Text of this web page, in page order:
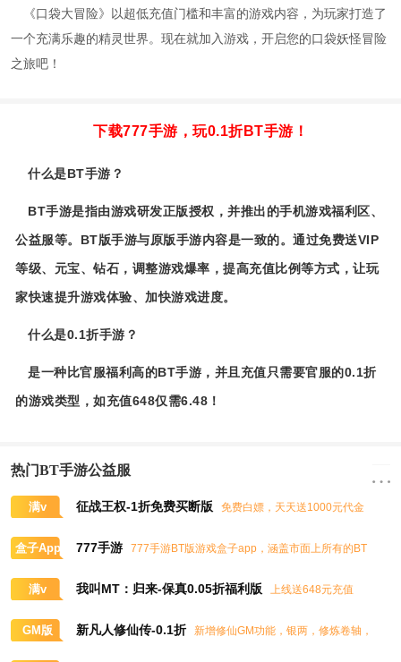
《口袋大冒险》以超低充值门槛和丰富的游戏内容，为玩家打造了
一个充满乐趣的精灵世界。现在就加入游戏，开启您的口袋妖怪冒险
之旅吧！
下载777手游，玩0.1折BT手游！
什么是BT手游？
BT手游是指由游戏研发正版授权，并推出的手机游戏福利区、
公益服等。BT版手游与原版手游内容是一致的。通过免费送VIP
等级、元宝、钻石，调整游戏爆率，提高充值比例等方式，让玩
家快速提升游戏体验、加快游戏进度。
什么是0.1折手游？
是一种比官服福利高的BT手游，并且充值只需要官服的0.1折
的游戏类型，如充值648仅需6.48！
热门BT手游公益服
满v 征战王权-1折免费买断版
免费白嫖，天天送1000元代金
盒子App 777手游
777手游BT版游戏盒子app，涵盖市面上所有的BT
满v 我叫MT：归来-保真0.05折福利版
上线送648元充值
GM版 新凡人修仙传-0.1折
新增修仙GM功能，银两，修炼卷轴，